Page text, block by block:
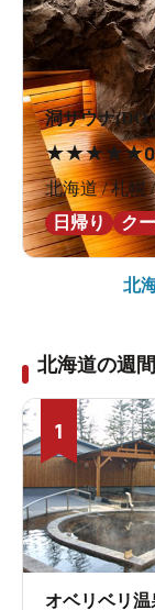
洞サウナ(DO
★★★★★
北海道 / 札幌
日帰り
ク
北
北海道の週
1
オベリベリ温